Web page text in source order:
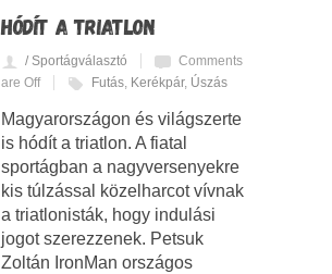
HÓDÍT A TRIATLON
/ Sportágválasztó
Comments
are Off
Futás, Kerékpár, Úszás
Magyarországon és világszerte
is hódít a triatlon. A fiatal
sportágban a nagyversenyekre
kis túlzással közelharcot vívnak
a triatlonisták, hogy indulási
jogot szerezzenek. Petsuk
Zoltán IronMan országos